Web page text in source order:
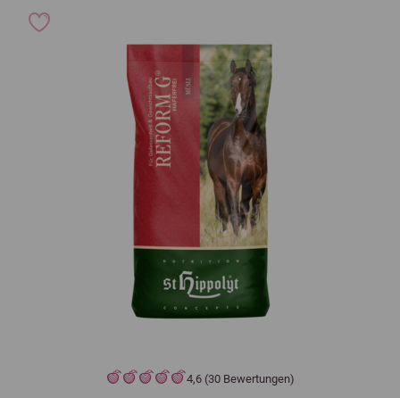
4,6 (30 Bewertungen)